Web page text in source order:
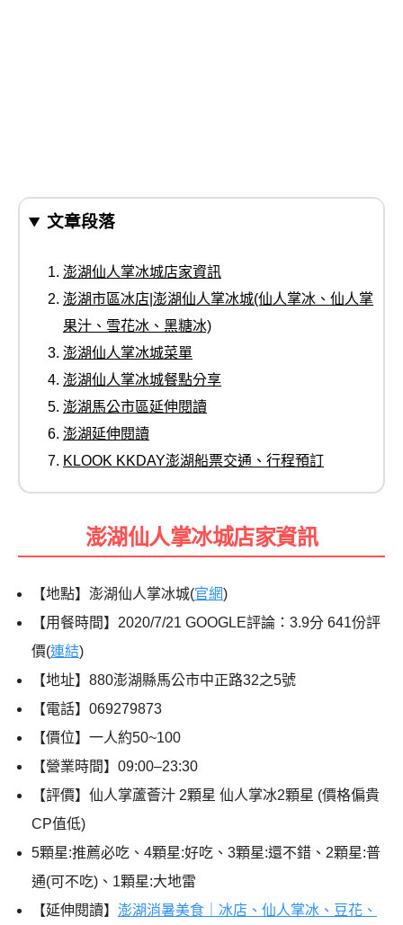
文章段落
澎湖仙人掌冰城店家資訊
澎湖市區冰店|澎湖仙人掌冰城(仙人掌冰、仙人掌
果汁、雪花冰、黑糖冰)
澎湖仙人掌冰城菜單
澎湖仙人掌冰城餐點分享
澎湖馬公市區延伸閱讀
澎湖延伸閱讀
KLOOK KKDAY澎湖船票交通、行程預訂
澎湖仙人掌冰城店家資訊
【地點】澎湖仙人掌冰城(官網)
【用餐時間】2020/7/21 GOOGLE評論：3.9分 641份評
價(連結)
【地址】880澎湖縣馬公市中正路32之5號
【電話】069279873
【價位】一人約50~100
【營業時間】09:00–23:30
【評價】仙人掌蘆薈汁 2顆星 仙人掌冰2顆星 (價格偏貴
CP值低)
5顆星:推薦必吃、4顆星:好吃、3顆星:還不錯、2顆星:普
通(可不吃)、1顆星:大地雷
【延伸閱讀】 澎湖消暑美食｜冰店、仙人掌冰、豆花、